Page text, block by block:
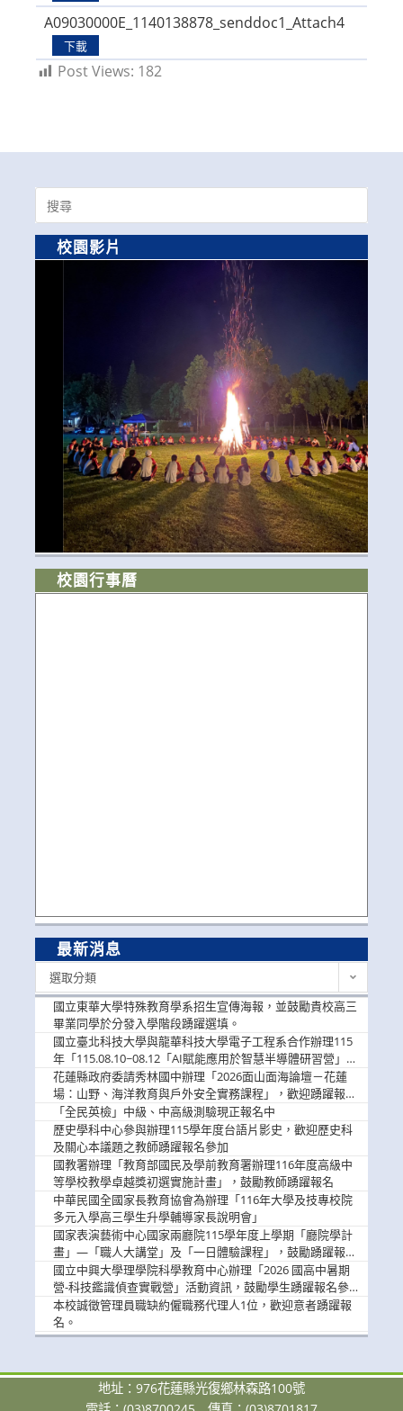
A09030000E_1140138878_senddoc1_Attach4
下載
Post Views: 182
for:
校園影片
校園行事曆
最新消息
選取分類
國立東華大學特殊教育學系招生宣傳海報，並鼓勵貴校高三
畢業同學於分發入學階段踴躍選填。
國立臺北科技大學與龍華科技大學電子工程系合作辦理115
年「115.08.10~08.12「AI賦能應用於智慧半導體研習營」，
歡迎學生踴躍報名參加
花蓮縣政府委請秀林國中辦理「2026面山面海論壇－花蓮
場：山野、海洋教育與戶外安全實務課程」，歡迎踴躍報名
參加
「全民英檢」中級、中高級測驗現正報名中
歷史學科中心參與辦理115學年度台語片影史，歡迎歷史科
及關心本議題之教師踴躍報名參加
國教署辦理「教育部國民及學前教育署辦理116年度高級中
等學校教學卓越獎初選實施計畫」，鼓勵教師踴躍報名
中華民國全國家長教育協會為辦理「116年大學及技專校院
多元入學高三學生升學輔導家長說明會」
國家表演藝術中心國家兩廳院115學年度上學期「廳院學計
畫」—「職人大講堂」及「一日體驗課程」，鼓勵踴躍報名
參與。
國立中興大學理學院科學教育中心辦理「2026 國高中暑期
營-科技鑑識偵查實戰營」活動資訊，鼓勵學生踴躍報名參
加。
本校誠徵管理員職缺約僱職務代理人1位，歡迎意者踴躍報
名。
地址：976花蓮縣光復鄉林森路100號